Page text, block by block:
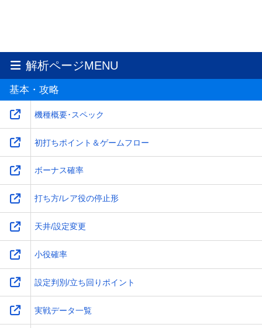
解析ページMENU
基本・攻略
機種概要･スペック
初打ちポイント＆ゲームフロー
ボーナス確率
打ち方/レア役の停止形
天井/設定変更
小役確率
設定判別/立ち回りポイント
実戦データ一覧